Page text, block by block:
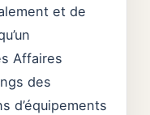
et de
Affaires
des
d’équipements